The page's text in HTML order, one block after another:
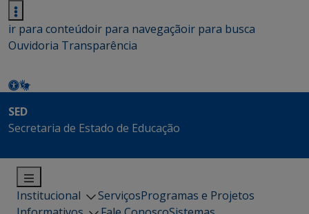
ir para conteúdoir para navegaçãoir para busca
Ouvidoria Transparência
SED
Secretaria de Estado de Educação
Institucional ServiçosProgramas e Projetos